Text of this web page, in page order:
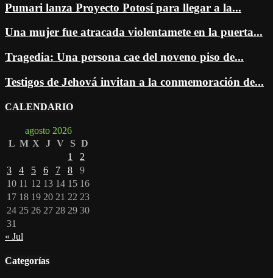
Pumari lanza Proyecto Potosí para llegar a la...
Una mujer fue atracada violentamete en la puerta...
Tragedia: Una persona cae del noveno piso de...
Testigos de Jehová invitan a la conmemoración de...
CALENDARIO
agosto 2026
L M X J V S D
1
2
3
4 5 6 7 8
9
10 11 12 13 14 15 16
17 18 19 20 21 22 23
24 25 26 27 28 29 30
31
« Jul
Categorías